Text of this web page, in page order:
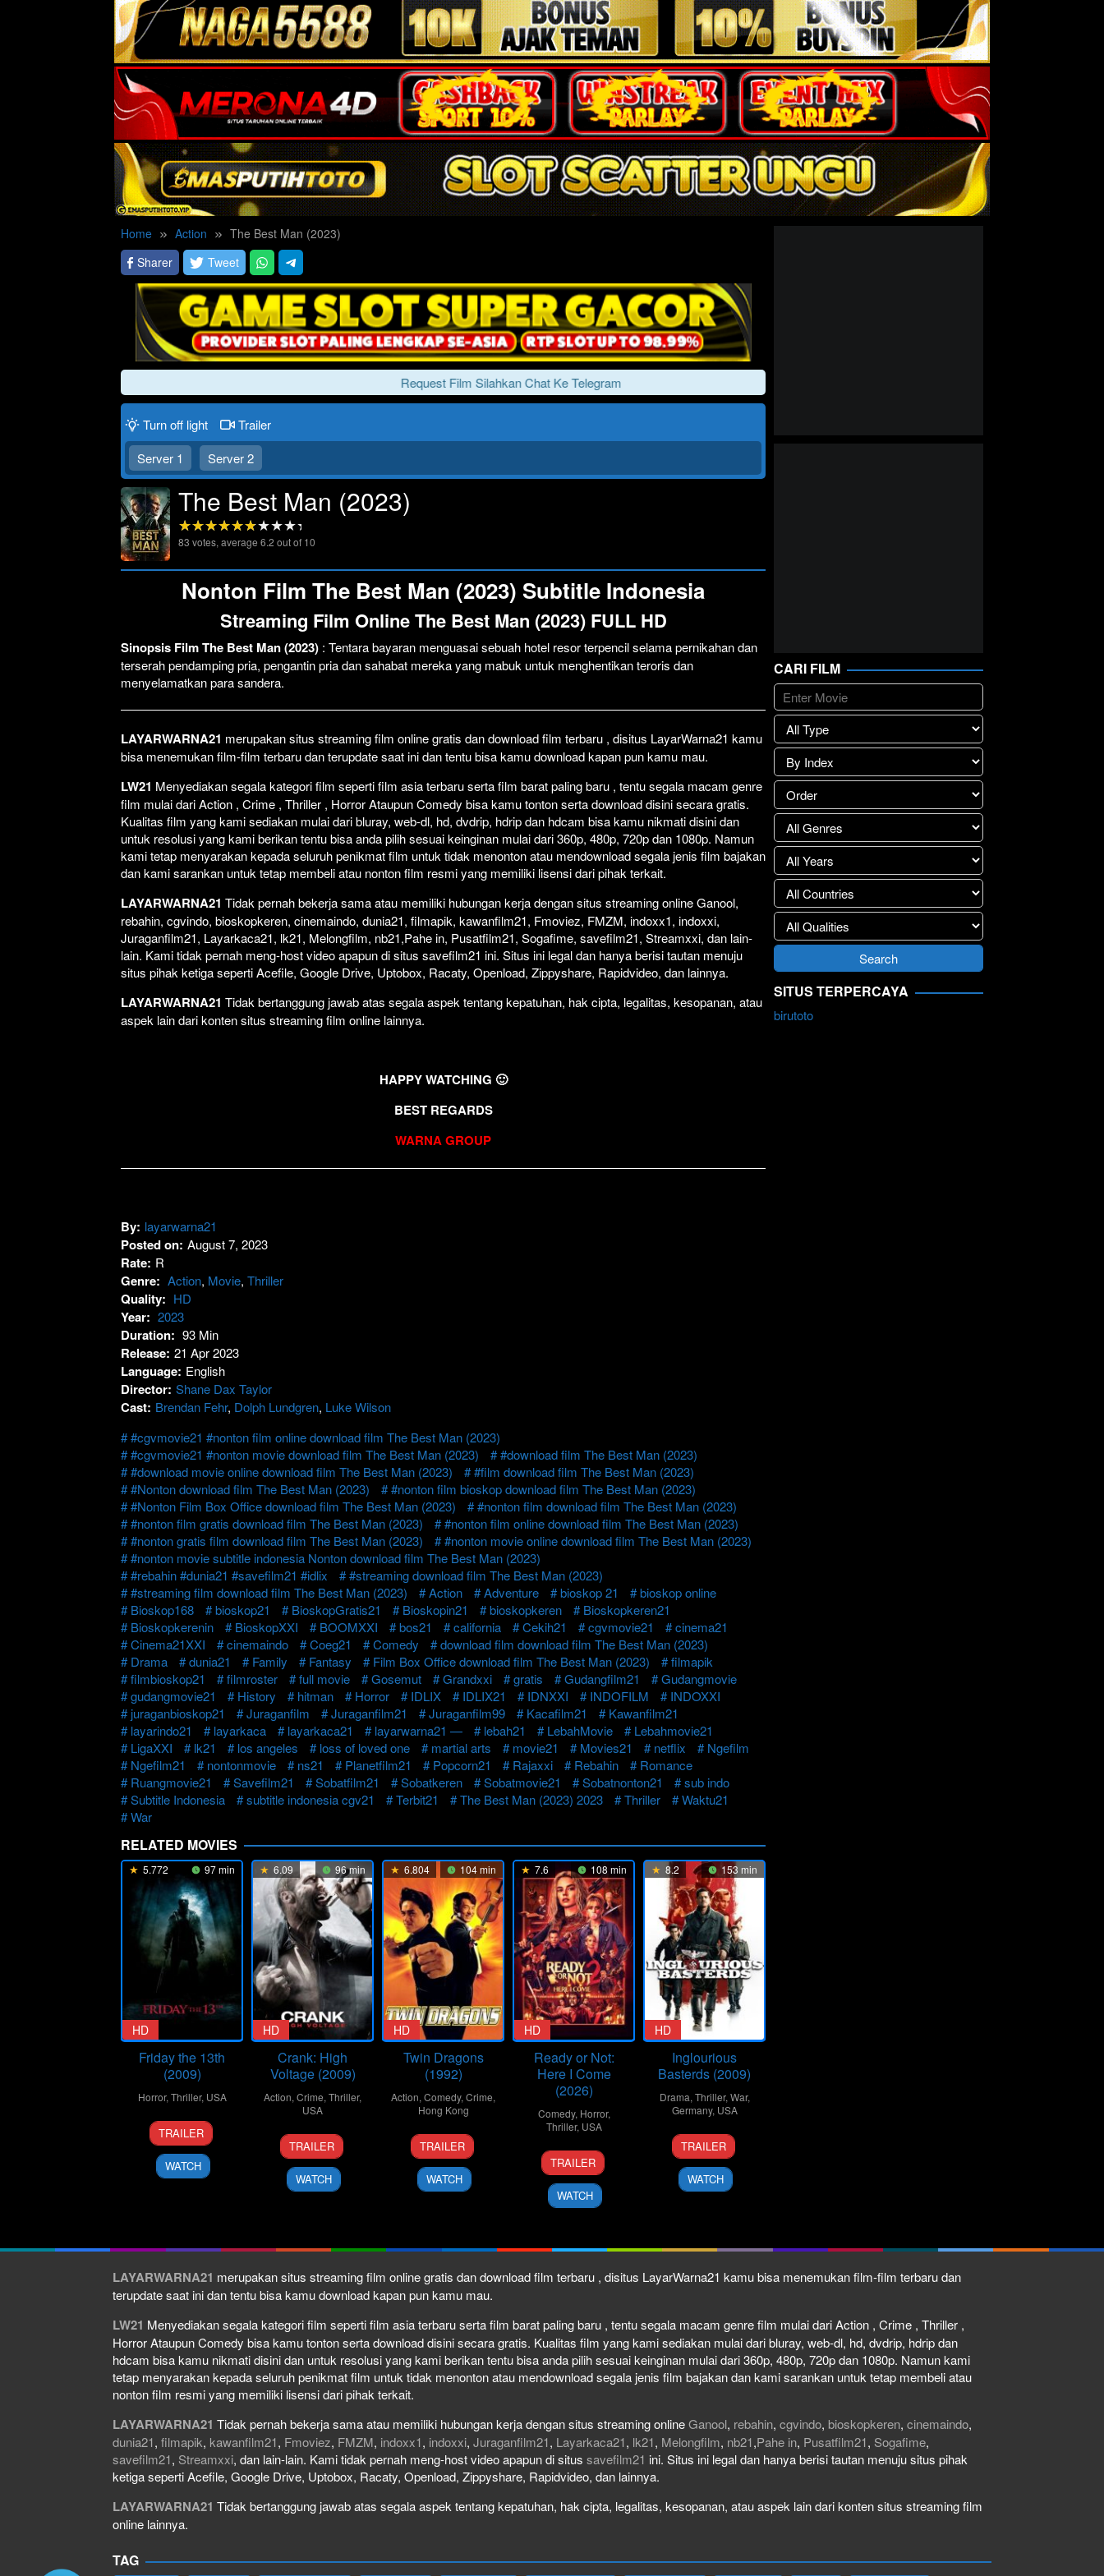
Home Action
The Best Man (2023)
Sharer
Tweet
Request Film Silahkan Chat Ke Telegram
Lewati >>>
Click To Play
Turn off light
Trailer
Server 1
Server 2
The Best Man (2023)
83 votes, average 6.2 out of 10
Nonton Film The Best Man (2023) Subtitle Indonesia
Streaming Film Online The Best Man (2023) FULL HD
Sinopsis Film The Best Man (2023) : Tentara bayaran menguasai sebuah hotel resor terpencil selama pernikahan dan
terserah pendamping pria, pengantin pria dan sahabat mereka yang mabuk untuk menghentikan teroris dan
menyelamatkan para sandera.
LAYARWARNA21 merupakan situs streaming film online gratis dan download film terbaru , disitus LayarWarna21 kamu
bisa menemukan film-film terbaru dan terupdate saat ini dan tentu bisa kamu download kapan pun kamu mau.
LW21 Menyediakan segala kategori film seperti film asia terbaru serta film barat paling baru , tentu segala macam genre
film mulai dari Action , Crime , Thriller , Horror Ataupun Comedy bisa kamu tonton serta download disini secara gratis.
Kualitas film yang kami sediakan mulai dari bluray, web-dl, hd, dvdrip, hdrip dan hdcam bisa kamu nikmati disini dan
untuk resolusi yang kami berikan tentu bisa anda pilih sesuai keinginan mulai dari 360p, 480p, 720p dan 1080p. Namun
kami tetap menyarakan kepada seluruh penikmat film untuk tidak menonton atau mendownload segala jenis film bajakan
dan kami sarankan untuk tetap membeli atau nonton film resmi yang memiliki lisensi dari pihak terkait.
LAYARWARNA21 Tidak pernah bekerja sama atau memiliki hubungan kerja dengan situs streaming online Ganool,
rebahin, cgvindo, bioskopkeren, cinemaindo, dunia21, filmapik, kawanfilm21, Fmoviez, FMZM, indoxx1, indoxxi,
Juraganfilm21, Layarkaca21, lk21, Melongfilm, nb21,Pahe in, Pusatfilm21, Sogafime, savefilm21, Streamxxi, dan lain-
lain. Kami tidak pernah meng-host video apapun di situs savefilm21 ini. Situs ini legal dan hanya berisi tautan menuju
situs pihak ketiga seperti Acefile, Google Drive, Uptobox, Racaty, Openload, Zippyshare, Rapidvideo, dan lainnya.
LAYARWARNA21 Tidak bertanggung jawab atas segala aspek tentang kepatuhan, hak cipta, legalitas, kesopanan, atau
aspek lain dari konten situs streaming film online lainnya.
HAPPY WATCHING 🙂
BEST REGARDS
WARNA GROUP
By: layarwarna21
Posted on: August 7, 2023
Rate: R
Genre: Action, Movie, Thriller
Quality: HD
Year: 2023
Duration: 93 Min
Release: 21 Apr 2023
Language: English
Director: Shane Dax Taylor
Cast: Brendan Fehr, Dolph Lundgren, Luke Wilson
#cgvmovie21 #nonton film online download film The Best Man (2023)
#cgvmovie21 #nonton movie download film The Best Man (2023)
#download film The Best Man (2023)
#download movie online download film The Best Man (2023)
#film download film The Best Man (2023)
#Nonton download film The Best Man (2023)
#nonton film bioskop download film The Best Man (2023)
#Nonton Film Box Office download film The Best Man (2023)
#nonton film download film The Best Man (2023)
#nonton film gratis download film The Best Man (2023)
#nonton film online download film The Best Man (2023)
#nonton gratis film download film The Best Man (2023)
#nonton movie online download film The Best Man (2023)
#nonton movie subtitle indonesia Nonton download film The Best Man (2023)
#rebahin #dunia21 #savefilm21 #idlix
#streaming download film The Best Man (2023)
#streaming film download film The Best Man (2023)
Action Adventure bioskop 21
bioskop online
Bioskop168
bioskop21 BioskopGratis21 Bioskopin21 bioskopkeren
Bioskopkeren21
Bioskopkerenin
BioskopXXI BOOMXXI bos21 california Cekih21 cgvmovie21
cinema21
Cinema21XXI
cinemaindo Coeg21 Comedy
download film download film The Best Man (2023)
Drama
dunia21 Family Fantasy Film Box Office download film The Best Man (2023)
filmapik
filmbioskop21
filmroster full movie Gosemut Grandxxi gratis Gudangfilm21
Gudangmovie
gudangmovie21
History hitman Horror IDLIX IDLIX21 IDNXXI INDOFILM
INDOXXI
juraganbioskop21
Juraganfilm Juraganfilm21 Juraganfilm99 Kacafilm21
Kawanfilm21
layarindo21
layarkaca layarkaca21 layarwarna21 — lebah21 LebahMovie
Lebahmovie21
LigaXXI
lk21 los angeles loss of loved one martial arts movie21 Movies21 netflix
Ngefilm
Ngefilm21
nontonmovie ns21 Planetfilm21 Popcorn21 Rajaxxi Rebahin
Romance
Ruangmovie21
Savefilm21 Sobatfilm21 Sobatkeren Sobatmovie21 Sobatnonton21
sub indo
Subtitle Indonesia
subtitle indonesia cgv21 Terbit21 The Best Man (2023) 2023 Thriller
Waktu21
War
RELATED MOVIES
5.772 97 min
HD
Friday the 13th
(2009)
Horror, Thriller, USA
11
Feb
2009
Marcus
Nispel
TRAILER
WATCH
6.09 96 min
HD
Crank: High
Voltage (2009)
Action, Crime, Thriller,
USA
16
Apr
2009
Mark
Neveldine
TRAILER
WATCH
6.804 104 min
HD
Twin Dragons
(1992)
Action, Comedy, Crime,
Hong Kong
15
Jan
1992
Ringo
Lam
Ling-
Tung
TRAILER
WATCH
7.6 108 min
HD
Ready or Not:
Here I Come
(2026)
Comedy, Horror,
Thriller, USA
19
Mar
2026
Matt
Bettinelli-
Olpin
TRAILER
WATCH
8.2 153 min
HD
Inglourious
Basterds (2009)
Drama, Thriller, War,
Germany, USA
2
Aug
2009
Carlos
Fidel
TRAILER
WATCH
CARI FILM
SITUS TERPERCAYA
birutoto
LAYARWARNA21 merupakan situs streaming film online gratis dan download film terbaru , disitus LayarWarna21 kamu bisa menemukan film-film terbaru dan
terupdate saat ini dan tentu bisa kamu download kapan pun kamu mau.
LW21 Menyediakan segala kategori film seperti film asia terbaru serta film barat paling baru , tentu segala macam genre film mulai dari Action , Crime , Thriller ,
Horror Ataupun Comedy bisa kamu tonton serta download disini secara gratis. Kualitas film yang kami sediakan mulai dari bluray, web-dl, hd, dvdrip, hdrip dan
hdcam bisa kamu nikmati disini dan untuk resolusi yang kami berikan tentu bisa anda pilih sesuai keinginan mulai dari 360p, 480p, 720p dan 1080p. Namun kami
tetap menyarakan kepada seluruh penikmat film untuk tidak menonton atau mendownload segala jenis film bajakan dan kami sarankan untuk tetap membeli atau
nonton film resmi yang memiliki lisensi dari pihak terkait.
LAYARWARNA21 Tidak pernah bekerja sama atau memiliki hubungan kerja dengan situs streaming onlineGanool, rebahin, cgvindo, bioskopkeren, cinemaindo,
dunia21, filmapik, kawanfilm21, Fmoviez, FMZM, indoxx1, indoxxi, Juraganfilm21, Layarkaca21, lk21, Melongfilm, nb21,Pahe in, Pusatfilm21, Sogafime,
savefilm21, Streamxxi, dan lain-lain. Kami tidak pernah meng-host video apapun di situs savefilm21 ini. Situs ini legal dan hanya berisi tautan menuju situs pihak
ketiga seperti Acefile, Google Drive, Uptobox, Racaty, Openload, Zippyshare, Rapidvideo, dan lainnya.
LAYARWARNA21 Tidak bertanggung jawab atas segala aspek tentang kepatuhan, hak cipta, legalitas, kesopanan, atau aspek lain dari konten situs streaming film
online lainnya.
TAG